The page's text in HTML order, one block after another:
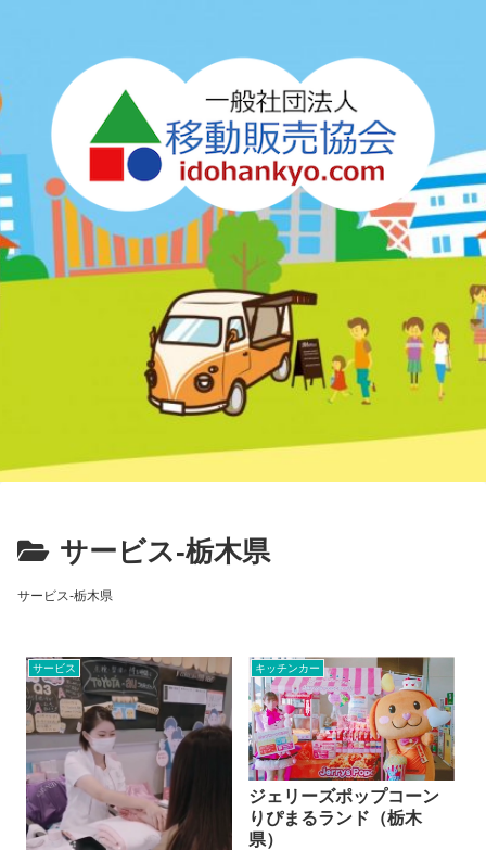
サービス-栃木県
サービス-栃木県
サービス キッチンカー
ジェリーズポップコーン
りぴまるランド（栃木
県）